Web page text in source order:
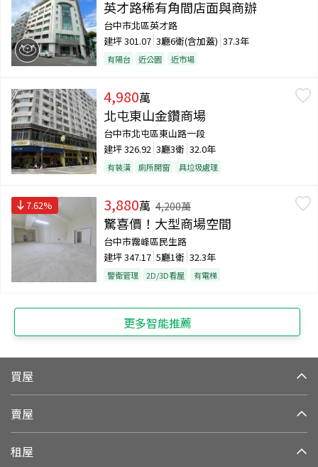
英才路稀有角間店面與商辦
台中市北區英才路
建坪301.07 3廳6衛(含加蓋) 37.3年
有陽台 近公園 近市場
4,980萬
北屯東山金鑽商場
台中市北屯區東山路一段
建坪326.92 3廳3衛 32.0年
有裝潢 廁所開窗 具垃圾處理
7.62% 3,880萬 4,200萬
驚喜價！大型商場空間
台中市霧峰區民生路
建坪347.17 5廳1衛 32.3年
警衛管理 2D/3D看屋 有電梯
更多智能推薦
買屋
賣屋
租屋